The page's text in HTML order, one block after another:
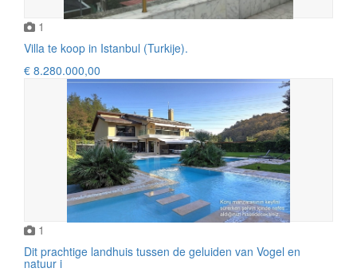
1
Villa te koop in Istanbul (Turkije).
€ 8.280.000,00
1
Dit prachtige landhuis tussen de geluiden van Vogel en
natuur i